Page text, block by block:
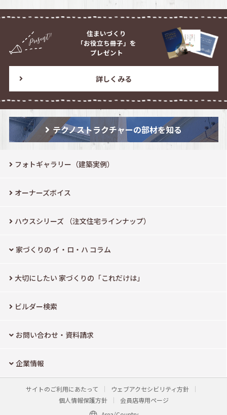
住まいづくり
「お役立ち冊子」を
プレゼント
詳しくみる
テクノストラクチャーの部材を知る
フォトギャラリー（建築実例）
オーナーズボイス
ハウスシリーズ （注文住宅ラインナップ）
家づくりの イ・ロ・ハ コラム
大切にしたい 家づくりの「これだけは」
ビルダー検索
お問い合わせ・資料請求
企業情報
サイトのご利用にあたって
ウェブアクセシビリティ方針
個人情報保護方針
会員店専用ページ